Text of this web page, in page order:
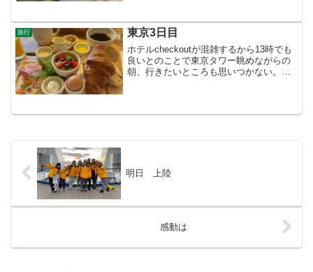
楽しみでしょうがない。せ...
旅行 東京3日目
ホテルcheckoutが混雑するから13時でも
良いとのことで東京タワー眺めながらの
朝、行きたいところも思いつかない。
ンドウに映る自...
明日 上陸
感動は